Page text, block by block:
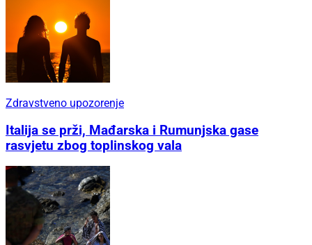
Zdravstveno upozorenje
Italija se prži, Mađarska i Rumunjska gase
rasvjetu zbog toplinskog vala